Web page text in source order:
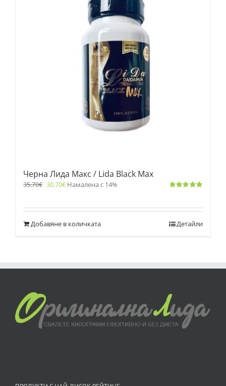
Черна Лида Макс / Lida Black Max
35.70€ 30.70€ Намалена с 14%
Добавяне в количката Детайли